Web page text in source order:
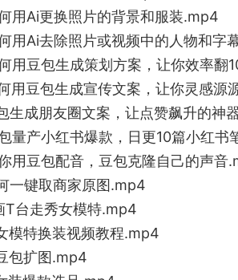
用Ai更换照片的背景和服装.mp4
用Ai去除照片或视频中的人物和字
用豆包生成策划方案，让你效率翻
用豆包生成宣传文案，让你灵感源
生成朋友圈文案，让点赞飙升的神
量产小红书爆款，日更10篇小红书
用豆包配音，豆包克隆自己的声音
一键取商家原图.mp4
T台走秀女模特.mp4
模特换装视频教程.mp4
包扩图.mp4